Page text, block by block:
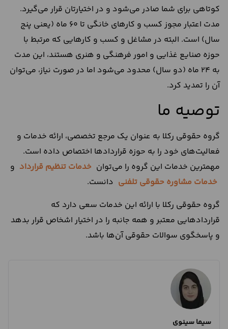
کوتاهی برای شما صادر می‌شود و در اختیارتان قرار می‌گیرد.
مدت اعتبار مجوز کسب‌ و کارهای خانگی تا ۶۰ ماه (یعنی پنج
سال) است. البته در مشاغل و کسب و کارهایی که مرتبط با
حوزه صنایع غذایی و امور فرهنگی و هنری هستند، این مدت
به ۲۴ ماه (دو سال) محدود می‌شود اما در صورت نیاز، می‌توان
آن را تمدید کرد.
توصیه ما
گروه حقوقی رکلا به عنوان یک مرجع تخصصی، ارائه خدمات و
فعالیت‌های خود را به حوزه قراردادها اختصاص داده است.
مهمترین خدمات این گروه را می‌توان خدمات تنظیم قرارداد و
خدمات مشاوره حقوقی تلفنی دانست.
گروه حقوقی رکلا با ارائه این خدمات سعی دارد که
قراردادهایی معتبر و همه جانبه را در اختیار اشخاص قرار بدهد
و پاسخگوی سوالات حقوقی آن‌ها باشد.
سیما سینوی